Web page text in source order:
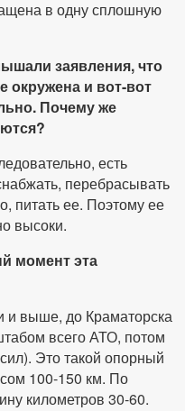
заявления, что
окружена и вот-вот
Почему же
есть
перебрасывать
питать ее. Поэтому ее
высоки.
момент эта
и выше, до Краматорска
всего АТО, потом
Это такой опорный
100-150 км. По
километров 30-60.